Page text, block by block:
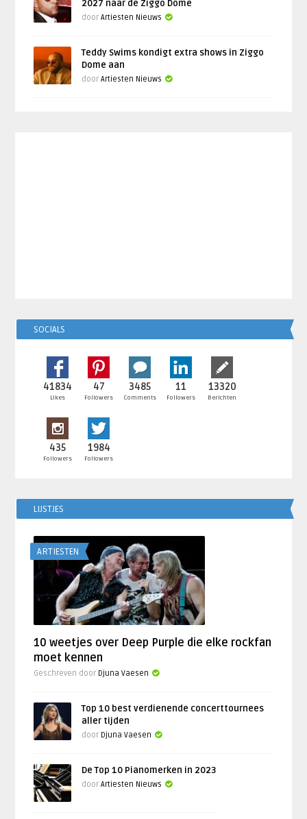
2027 naar de Ziggo Dome
doorArtiesten Nieuws
Teddy Swims kondigt extra shows in Ziggo
Dome aan
doorArtiesten Nieuws
SOCIALS
41834
Likes
47
Followers
3485
Comments
11
Followers
13320
Berichten
435
Followers
1984
Followers
LIJSTJES
ARTIESTEN
10 weetjes over Deep Purple die elke rockfan
moet kennen
Geschreven door Djuna Vaesen
Top 10 best verdienende concerttournees
aller tijden
door Djuna Vaesen
De Top 10 Pianomerken in 2023
doorArtiesten Nieuws